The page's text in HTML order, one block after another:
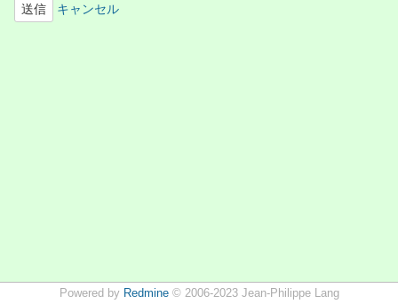
キャンセル
Powered by Redmine© 2006-2023 Jean-Philippe Lang